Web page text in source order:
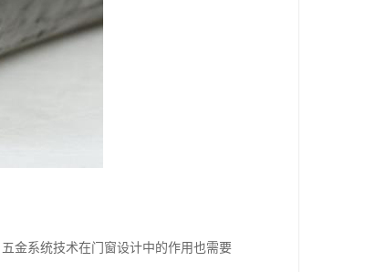
金系统技术在门窗设计中的作用也需要